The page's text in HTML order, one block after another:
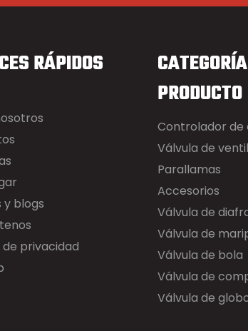
RÁPIDOS
y blogs
privacidad
PRODUCTO
Controlador de
Válvula de
Parallamas
Accesorios
Válvula de
Válvula de
Válvula de bola
Válvula de
Válvula de